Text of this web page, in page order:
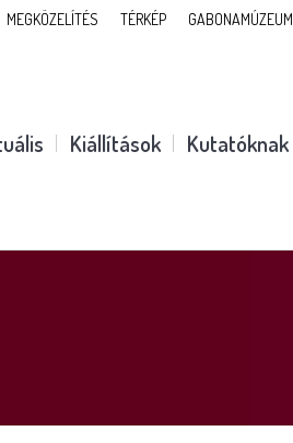
MEGKÖZELÍTÉS TÉRKÉP GABONAMÚZEUM
Kiállítások Kutatóknak